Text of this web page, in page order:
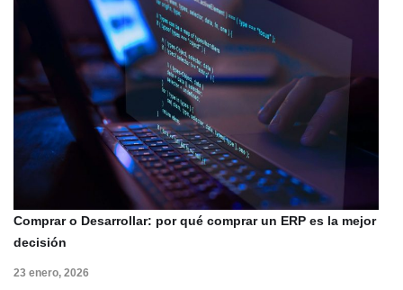
Comprar o Desarrollar: por qué comprar un ERP es la mejor
decisión
23 enero, 2026